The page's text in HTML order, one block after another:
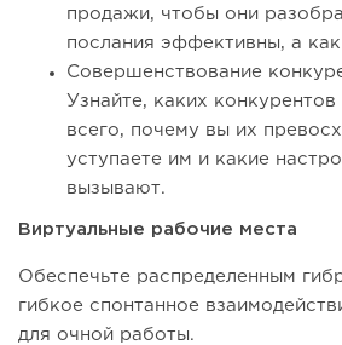
продажи, чтобы они
послания эффективны, а
Совершенствование
Узнайте, каких
всего, почему вы их
уступаете им и какие
вызывают.
Виртуальные рабочие места
Обеспечьте распределенным
гибкое спонтанное
для очной работы.